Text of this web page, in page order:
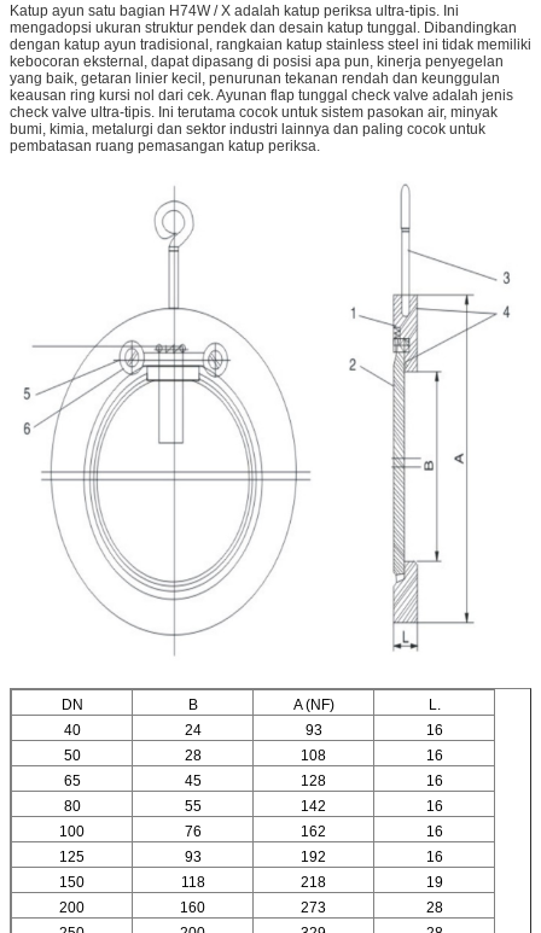
Katup ayun satu bagian H74W / X adalah katup periksa ultra-tipis. Ini
mengadopsi ukuran struktur pendek dan desain katup tunggal. Dibandingkan
dengan katup ayun tradisional, rangkaian katup stainless steel ini tidak memiliki
kebocoran eksternal, dapat dipasang di posisi apa pun, kinerja penyegelan
yang baik, getaran linier kecil, penurunan tekanan rendah dan keunggulan
keausan ring kursi nol dari cek. Ayunan flap tunggal check valve adalah jenis
check valve ultra-tipis. Ini terutama cocok untuk sistem pasokan air, minyak
bumi, kimia, metalurgi dan sektor industri lainnya dan paling cocok untuk
pembatasan ruang pemasangan katup periksa.
DN B A (NF)
L.
40
24 93
16
50
28 108
16
65
45 128
16
80
55 142
16
100
76 162
16
125
93 192
16
150
118 218
19
200
160 273
28